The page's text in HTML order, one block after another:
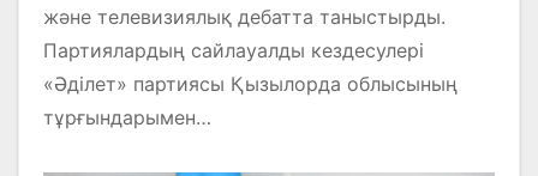
және телевизиялық дебатта таныстырды.
Партиялардың сайлауалды кездесулері
«Әділет» партиясы Қызылорда облысының
тұрғындарымен…